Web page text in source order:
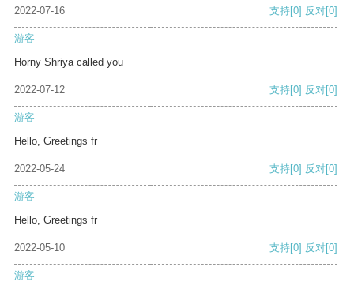
2022-07-16 支持[0] 反对[0]
游客
Horny Shriya called you
2022-07-12 支持[0] 反对[0]
游客
Hello, Greetings fr
2022-05-24 支持[0] 反对[0]
游客
Hello, Greetings fr
2022-05-10 支持[0] 反对[0]
游客